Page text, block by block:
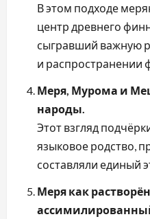
В этом подходе
центр древнего
сыгравший важную
и распространении
Меря, Мурома и
народы.
Этот взгляд
языковое родство,
составляли единый
Меря как